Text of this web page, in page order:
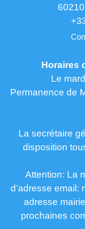
Horaires
Le
Permanence de
La secrétaire
disposition
Attention: La
d’adresse email:
adresse
prochaines